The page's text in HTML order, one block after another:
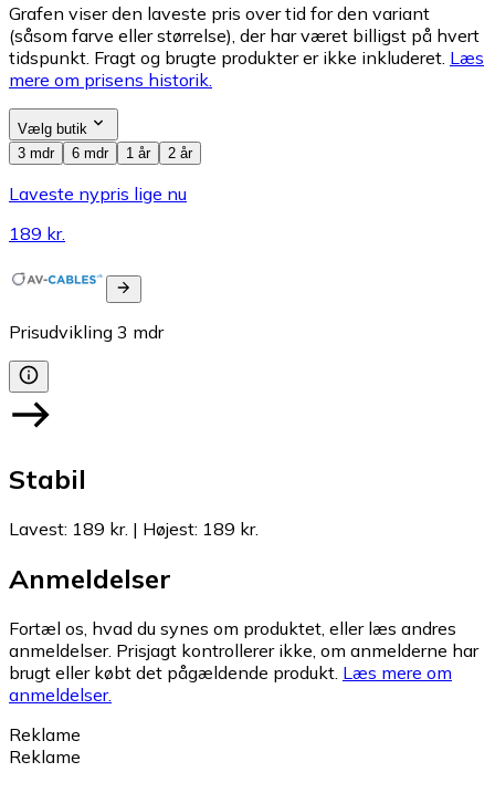
Grafen viser den laveste pris over tid for den variant
(såsom farve eller størrelse), der har været billigst på hvert
tidspunkt. Fragt og brugte produkter er ikke inkluderet. Læs
mere om prisens historik.
Vælg butik
3 mdr
6 mdr 1 år 2 år
Laveste nypris lige nu
189 kr.
Prisudvikling 3 mdr
Stabil
Lavest: 189 kr. | Højest: 189 kr.
Anmeldelser
Fortæl os, hvad du synes om produktet, eller læs andres
anmeldelser. Prisjagt kontrollerer ikke, om anmelderne har
brugt eller købt det pågældende produkt. Læs mere om
anmeldelser.
Reklame
Reklame